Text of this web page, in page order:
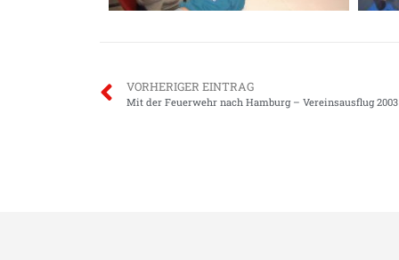
VORHERIGER EINTRAG
Mit der Feuerwehr nach Hamburg – Vereinsausflug 2003